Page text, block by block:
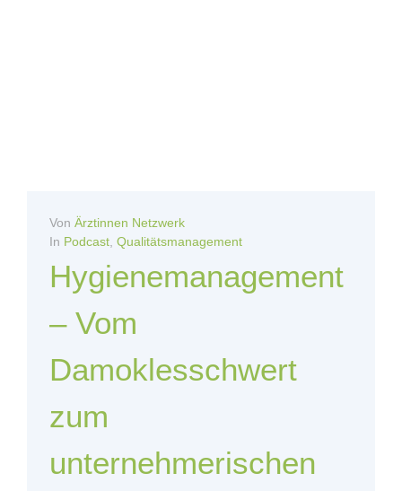
Von Ärztinnen Netzwerk
In Podcast Qualitätsmanagement
Hygienemanagement
– Vom
Damoklesschwert
zum
unternehmerischen